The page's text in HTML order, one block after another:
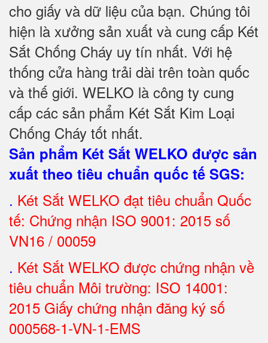
cho giấy và dữ liệu của bạn. Chúng tôi
hiện là xưởng sản xuất và cung cấp Két
Sắt Chống Cháy uy tín nhất. Với hệ
thống cửa hàng trải dài trên toàn quốc
và thế giới. WELKO là công ty cung
cấp các sản phẩm Két Sắt Kim Loại
Chống Cháy tốt nhất.
Sản phẩm Két Sắt WELKO được sản
xuất theo tiêu chuẩn quốc tế SGS:
. Két Sắt WELKO đạt tiêu chuẩn Quốc
tế: Chứng nhận ISO 9001: 2015 số
VN16 / 00059
. Két Sắt WELKO được chứng nhận về
tiêu chuẩn Môi trường: ISO 14001:
2015 Giấy chứng nhận đăng ký số
000568-1-VN-1-EMS